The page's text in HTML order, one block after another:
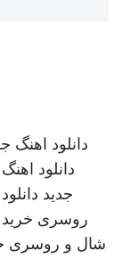
دانلود اهنگ
دانلود
جدید
روسری خرید
شال و روسری